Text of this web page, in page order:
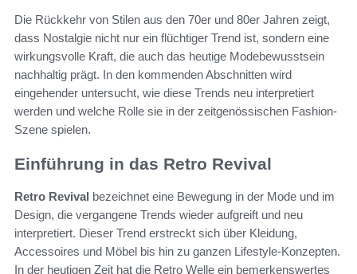
Die Rückkehr von Stilen aus den 70er und 80er Jahren zeigt,
dass Nostalgie nicht nur ein flüchtiger Trend ist, sondern eine
wirkungsvolle Kraft, die auch das heutige Modebewusstsein
nachhaltig prägt. In den kommenden Abschnitten wird
eingehender untersucht, wie diese Trends neu interpretiert
werden und welche Rolle sie in der zeitgenössischen Fashion-
Szene spielen.
Einführung in das Retro Revival
Retro Revival bezeichnet eine Bewegung in der Mode und im
Design, die vergangene Trends wieder aufgreift und neu
interpretiert. Dieser Trend erstreckt sich über Kleidung,
Accessoires und Möbel bis hin zu ganzen Lifestyle-Konzepten.
In der heutigen Zeit hat die Retro Welle ein bemerkenswertes